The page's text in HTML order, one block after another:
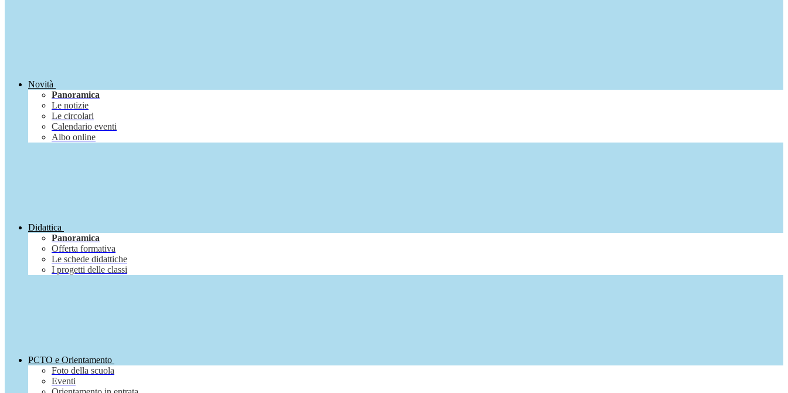
Novità
Panoramica
Le notizie
Le circolari
Calendario eventi
Albo online
Didattica
Panoramica
Offerta formativa
Le schede didattiche
I progetti delle classi
PCTO e Orientamento
Foto della scuola
Eventi